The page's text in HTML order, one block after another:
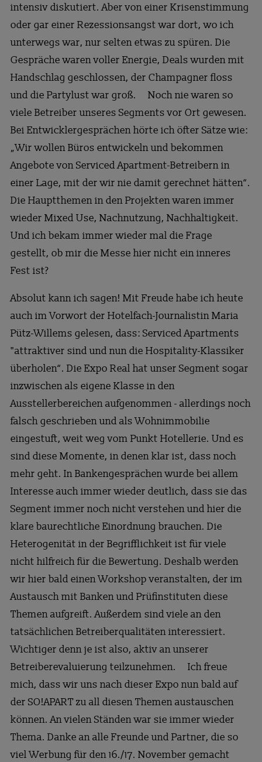
intensiv diskutiert. Aber von einer Krisenstimmung
oder gar einer Rezessionsangst war dort, wo ich
unterwegs war, nur selten etwas zu spüren. Die
Gespräche waren voller Energie, Deals wurden mit
Handschlag geschlossen, der Champagner floss
und die Partylust war groß. Noch nie waren so
viele Betreiber unseres Segments vor Ort gewesen.
Bei Entwicklergesprächen hörte ich öfter Sätze wie:
„Wir wollen Büros entwickeln und bekommen
Angebote von Serviced Apartment-Betreibern in
einer Lage, mit der wir nie damit gerechnet hätten“.
Die Hauptthemen in den Projekten waren immer
wieder Mixed Use, Nachnutzung, Nachhaltigkeit.
Und ich bekam immer wieder mal die Frage
gestellt, ob mir die Messe hier nicht ein inneres
Fest ist?
Absolut kann ich sagen! Mit Freude habe ich heute
auch im Vorwort der Hotelfach-Journalistin Maria
Pütz-Willems gelesen, dass: Serviced Apartments
"attraktiver sind und nun die Hospitality-Klassiker
überholen“. Die Expo Real hat unser Segment sogar
inzwischen als eigene Klasse in den
Ausstellerbereichen aufgenommen - allerdings noch
falsch geschrieben und als Wohnimmobilie
eingestuft, weit weg vom Punkt Hotellerie. Und es
sind diese Momente, in denen klar ist, dass noch
mehr geht. In Bankengesprächen wurde bei allem
Interesse auch immer wieder deutlich, dass sie das
Segment immer noch nicht verstehen und hier die
klare baurechtliche Einordnung brauchen. Die
Heterogenität in der Begrifflichkeit ist für viele
nicht hilfreich für die Bewertung. Deshalb werden
wir hier bald einen Workshop veranstalten, der im
Austausch mit Banken und Prüfinstituten diese
Themen aufgreift. Außerdem sind viele an den
tatsächlichen Betreiberqualitäten interessiert.
Wichtiger denn je ist also, aktiv an unserer
Betreiberevaluierung teilzunehmen. Ich freue
mich, dass wir uns nach dieser Expo nun bald auf
der SO!APART zu all diesen Themen austauschen
können. An vielen Ständen war sie immer wieder
Thema. Danke an alle Freunde und Partner, die so
viel Werbung für den 16./17. November gemacht